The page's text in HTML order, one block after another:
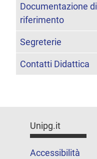
Documentazione di
riferimento
Segreterie
Contatti Didattica
Unipg.it
Accessibilità